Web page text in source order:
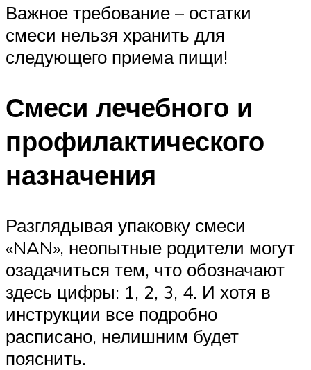
Важное требование – остатки
смеси нельзя хранить для
следующего приема пищи!
Смеси лечебного и
профилактического
назначения
Разглядывая упаковку смеси
«NAN», неопытные родители могут
озадачиться тем, что обозначают
здесь цифры: 1, 2, 3, 4. И хотя в
инструкции все подробно
расписано, нелишним будет
пояснить.